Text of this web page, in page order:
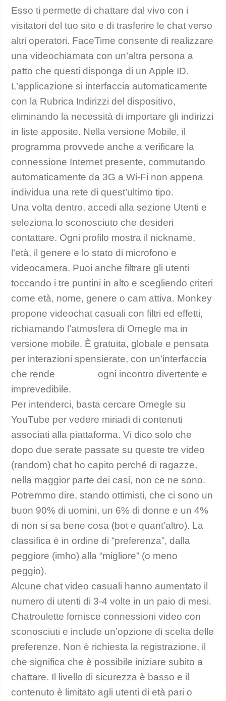
Esso ti permette di chattare dal vivo con i
visitatori del tuo sito e di trasferire le chat verso
altri operatori. FaceTime consente di realizzare
una videochiamata con un’altra persona a
patto che questi disponga di un Apple ID.
L’applicazione si interfaccia automaticamente
con la Rubrica Indirizzi del dispositivo,
eliminando la necessità di importare gli indirizzi
in liste apposite. Nella versione Mobile, il
programma provvede anche a verificare la
connessione Internet presente, commutando
automaticamente da 3G a Wi-Fi non appena
individua una rete di quest’ultimo tipo.
Una volta dentro, accedi alla sezione Utenti e
seleziona lo sconosciuto che desideri
contattare. Ogni profilo mostra il nickname,
l’età, il genere e lo stato di microfono e
videocamera. Puoi anche filtrare gli utenti
toccando i tre puntini in alto e scegliendo criteri
come età, nome, genere o cam attiva. Monkey
propone videochat casuali con filtri ed effetti,
richiamando l’atmosfera di Omegle ma in
versione mobile. È gratuita, globale e pensata
per interazioni spensierate, con un’interfaccia
che rende
ogni incontro divertente e
imprevedibile.
Per intenderci, basta cercare Omegle su
YouTube per vedere miriadi di contenuti
associati alla piattaforma. Vi dico solo che
dopo due serate passate su queste tre video
(random) chat ho capito perché di ragazze,
nella maggior parte dei casi, non ce ne sono.
Potremmo dire, stando ottimisti, che ci sono un
buon 90% di uomini, un 6% di donne e un 4%
di non si sa bene cosa (bot e quant’altro). La
classifica è in ordine di “preferenza”, dalla
peggiore (imho) alla “migliore” (o meno
peggio).
Alcune chat video casuali hanno aumentato il
numero di utenti di 3-4 volte in un paio di mesi.
Chatroulette fornisce connessioni video con
sconosciuti e include un’opzione di scelta delle
preferenze. Non è richiesta la registrazione, il
che significa che è possibile iniziare subito a
chattare. Il livello di sicurezza è basso e il
contenuto è limitato agli utenti di età pari o